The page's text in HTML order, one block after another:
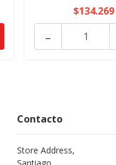
$134.269
-
Contacto
Store Address,
Santiago